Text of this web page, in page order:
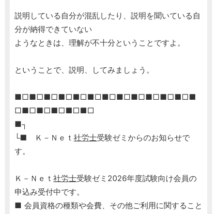
説明している自分が混乱したり、説明を聞いている自
分が納得できていない
ようなときは、理解が不十分ということですよ。
ということで、説明、してみましょう。
■□■□■□■□■□■□■□■□■□■□■□■□■
□■□■□■□■□■□
■┐
└■ Ｋ－Ｎｅｔ 社労士受験ゼミからのお知らせで
す。
Ｋ－Ｎｅｔ 社労士受験ゼミ2026年度試験向け会員の
申込み受付中です。
■ 会員資格の種類や会費、その他ご利用に関すること